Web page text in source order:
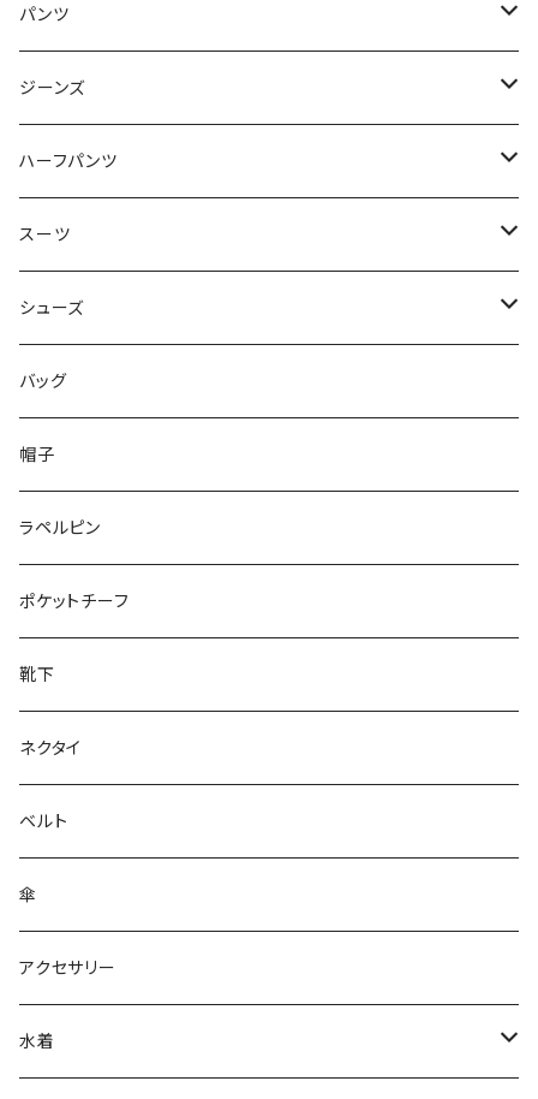
50/XL～
48/L
50/XL～
46/M
48/L
50/XL～
～44/S
46/M
48/L
50/XL～
パンツ
～44/S
46/M
48/L
50/XL～
ジーンズ
～44/S
46/M
48/L
50/XL～
ハーフパンツ
～44/S
46/M
48/L
50/XL～
スーツ
～44/S
46/M
48/L
50/XL～
シューズ
～25.5cm
26cm～
27cm～
28cm～
バッグ
帽子
ラペルピン
ポケットチーフ
靴下
ネクタイ
ベルト
傘
アクセサリー
水着